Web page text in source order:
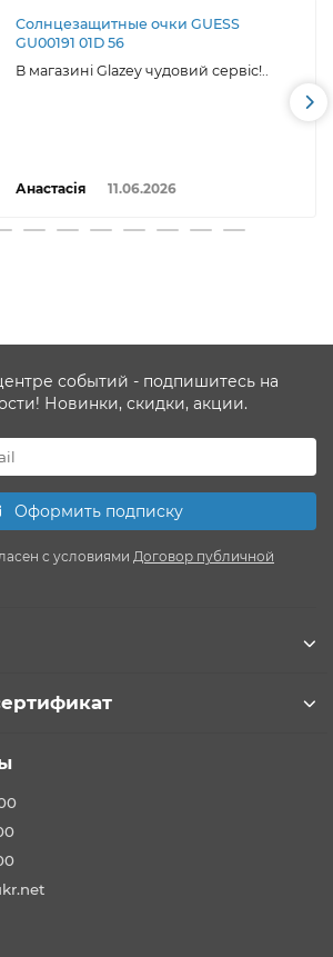
Солнцезащитные очки GUESS
GU00191 01D 56
В магазині Glazey чудовий сервіс!..
Анастасія 11.06.2026
событий - подпишитесь на
Новинки, скидки, акции.
Оформить подписку
с условиями Договор публичной